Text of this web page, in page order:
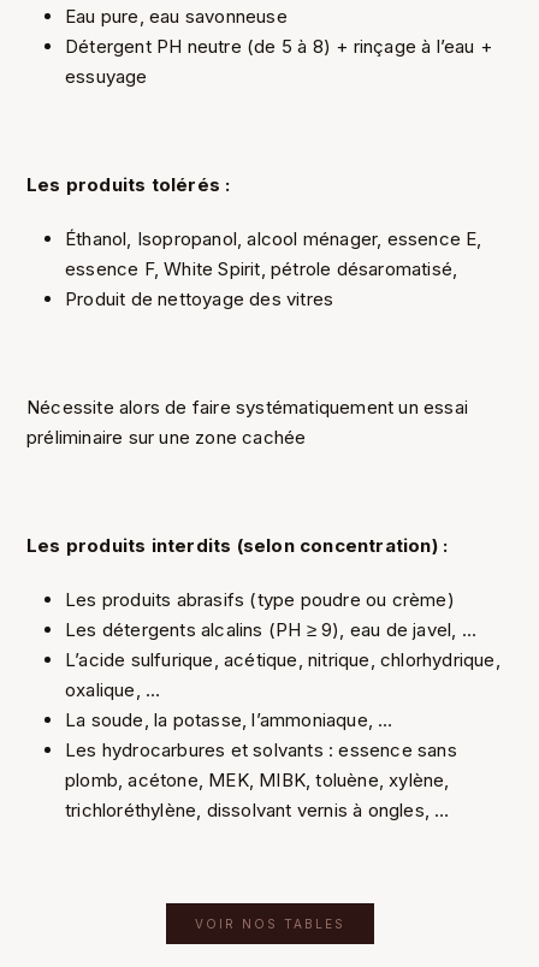
Eau pure, eau savonneuse
Détergent PH neutre (de 5 à 8) + rinçage à l’eau +
essuyage
Les produits tolérés :
Éthanol, Isopropanol, alcool ménager, essence E,
essence F, White Spirit, pétrole désaromatisé,
Produit de nettoyage des vitres
Nécessite alors de faire systématiquement un essai
préliminaire sur une zone cachée
Les produits interdits (selon concentration) :
Les produits abrasifs (type poudre ou crème)
Les détergents alcalins (PH ≥ 9), eau de javel, …
L’acide sulfurique, acétique, nitrique, chlorhydrique,
oxalique, …
La soude, la potasse, l’ammoniaque, …
Les hydrocarbures et solvants : essence sans
plomb, acétone, MEK, MIBK, toluène, xylène,
trichloréthylène, dissolvant vernis à ongles, …
VOIR NOS TABLES